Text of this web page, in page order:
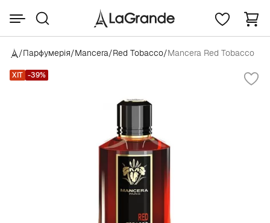
/Парфумерія/Mancera/Red Tobacco/Mancera Red Tobacco
ХІТ -39%